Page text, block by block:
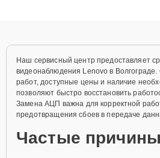
Наш сервисный центр предоставляет
видеонаблюдения Lenovo в
работ, доступные цены и наличие
позволяют быстро восстановить
Замена АЦП важна для корректной
предотвращения сбоев в передаче
Частые